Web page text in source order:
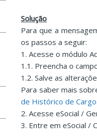
Solução
Para que a
os passos a seguir:
1. Acesse o módulo
1.1. Preencha o
1.2. Salve as
Para saber mais
de Histórico de Cargo.
2. Acesse eSocial /
3. Entre em eSocial /